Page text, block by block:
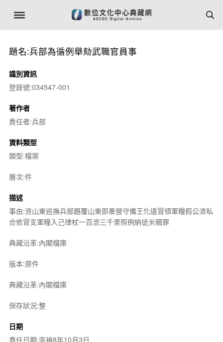
題名:兵部為循例舉劾武職官員事
識別資訊
登錄號:034547-001
著作者
責任者:兵部
資料類型
類型:檔案
層次:件
描述
事由:咨山東巡撫兵部題覆山東即墨營守備王化遠冒領軍糧假公濟私
合依冒支軍糧入己律杖一百流三千里照例納徒米贖罪
典藏沿革:內閣檔庫
版本:原件
典藏沿革:內閣檔庫
保存狀況:整
日期
責任日期:崇禎8年10月3日